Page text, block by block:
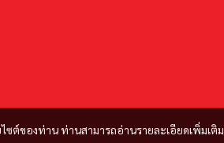
ต์ของท่าน ท่านสามารถอ่านรายละเอียดเพิ่มเติม